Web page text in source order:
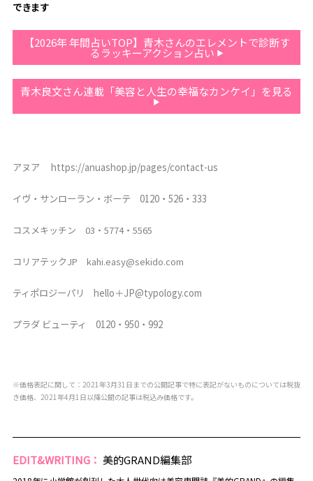
できます
【2026年 年間占いTOP】青木さんのエレメントで診断す
るラッキーアクション占い
青木良文さん連載「美容と人生の幸福なカンケイ」を見る
アヌア https://anuashop.jp/pages/contact-us
イヴ・サンローラン・ボーテ 0120・526・333
コスメキッチン 03・5774・5565
コリアテックJP kahi.easy@sekido.com
ティポロジーパリ hello＋JP@typology.com
プラダ ビューティ 0120・950・992
※価格表記に関して：2021年3月31日までの公開記事で特に表記がないものについては税抜
き価格、2021年4月1日以降公開の記事は税込み価格です。
EDIT&WRITING： 美的GRAND編集部